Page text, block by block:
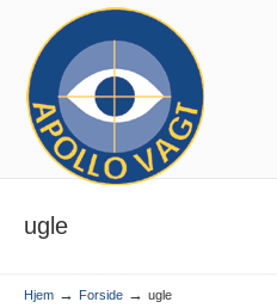
ugle
Hjem → Forside → ugle